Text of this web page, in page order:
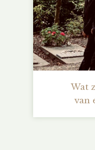
Wat
van